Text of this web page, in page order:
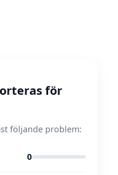
för
följande problem:
0